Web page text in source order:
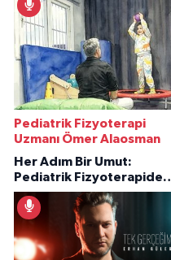
Pediatrik Fizyoterapi
Uzmanı Ömer Alaosman
Her Adım Bir Umut:
Pediatrik Fizyoterapiden
İlham Veren Hikâyeler